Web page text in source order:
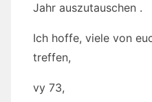
Jahr auszutauschen .
Ich hoffe, viele von
treffen,
vy 73,